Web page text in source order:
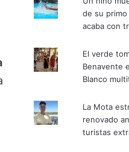
de su primo
acaba con
El verde
Benavente
Blanco
La Mota
renovado
turistas